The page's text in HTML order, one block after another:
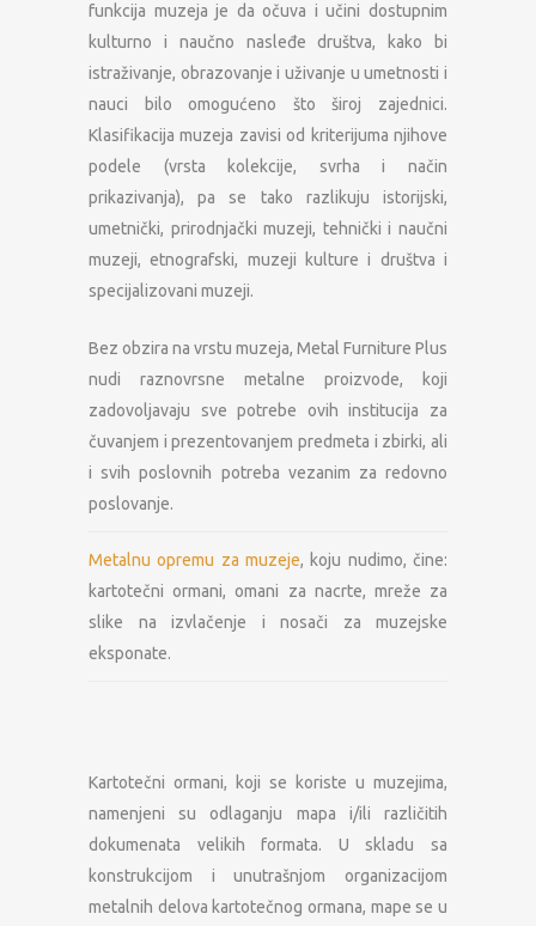
funkcija muzeja je da očuva i učini dostupnim
kulturno i naučno nasleđe društva, kako bi
istraživanje, obrazovanje i uživanje u umetnosti i
nauci bilo omogućeno što široj zajednici.
Klasifikacija muzeja zavisi od kriterijuma njihove
podele (vrsta kolekcije, svrha i način
prikazivanja), pa se tako razlikuju istorijski,
umetnički, prirodnjački muzeji, tehnički i naučni
muzeji, etnografski, muzeji kulture i društva i
specijalizovani muzeji.
Bez obzira na vrstu muzeja, Metal Furniture Plus
nudi raznovrsne metalne proizvode, koji
zadovoljavaju sve potrebe ovih institucija za
čuvanjem i prezentovanjem predmeta i zbirki, ali
i svih poslovnih potreba vezanim za redovno
poslovanje.
Metalnu opremu za muzeje, koju nudimo, čine:
kartotečni ormani, omani za nacrte, mreže za
slike na izvlačenje i nosači za muzejske
eksponate.
Kartotečni ormani, koji se koriste u muzejima,
namenjeni su odlaganju mapa i/ili različitih
dokumenata velikih formata. U skladu sa
konstrukcijom i unutrašnjom organizacijom
metalnih delova kartotečnog ormana, mape se u